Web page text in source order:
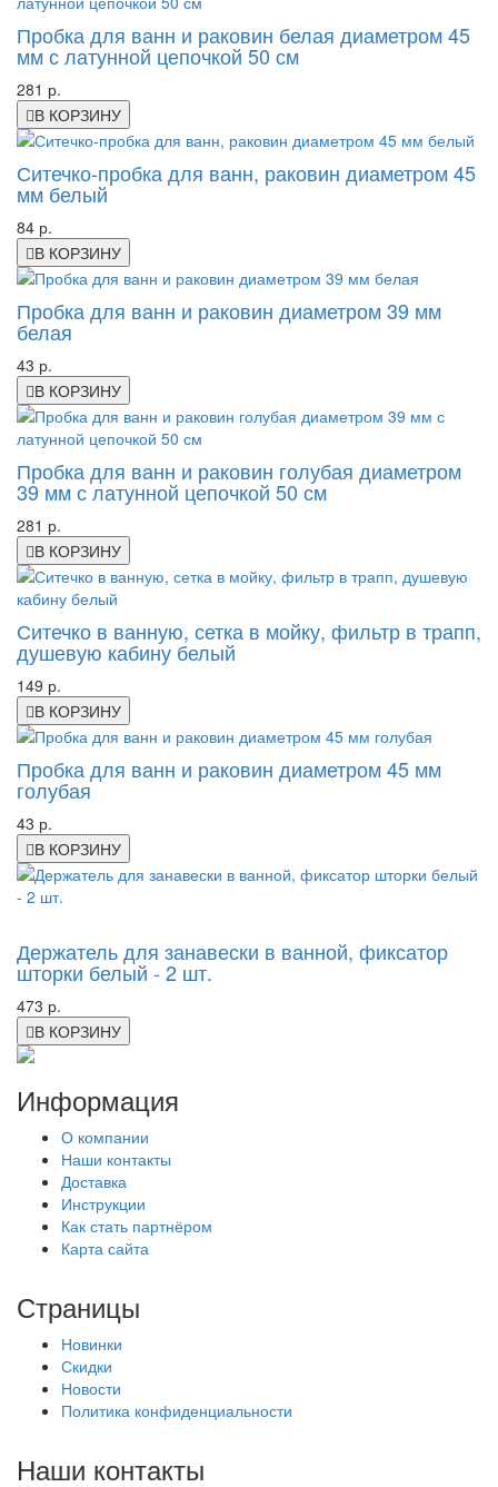
Пробка для ванн и раковин белая диаметром 45
мм с латунной цепочкой 50 см
281 р.
В КОРЗИНУ
Ситечко-пробка для ванн, раковин диаметром 45
мм белый
84 р.
В КОРЗИНУ
Пробка для ванн и раковин диаметром 39 мм
белая
43 р.
В КОРЗИНУ
Пробка для ванн и раковин голубая диаметром
39 мм с латунной цепочкой 50 см
281 р.
В КОРЗИНУ
Ситечко в ванную, сетка в мойку, фильтр в трапп,
душевую кабину белый
149 р.
В КОРЗИНУ
Пробка для ванн и раковин диаметром 45 мм
голубая
43 р.
В КОРЗИНУ
Держатель для занавески в ванной, фиксатор
шторки белый - 2 шт.
473 р.
В КОРЗИНУ
Информация
О компании
Наши контакты
Доставка
Инструкции
Как стать партнёром
Карта сайта
Страницы
Новинки
Скидки
Новости
Политика конфиденциальности
Наши контакты